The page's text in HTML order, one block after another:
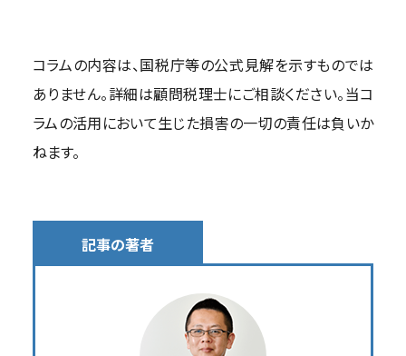
コラムの内容は、国税庁等の公式見解を示すものでは
ありません。詳細は顧問税理士にご相談ください。当コ
ラムの活用において生じた損害の一切の責任は負いか
ねます。
記事の著者